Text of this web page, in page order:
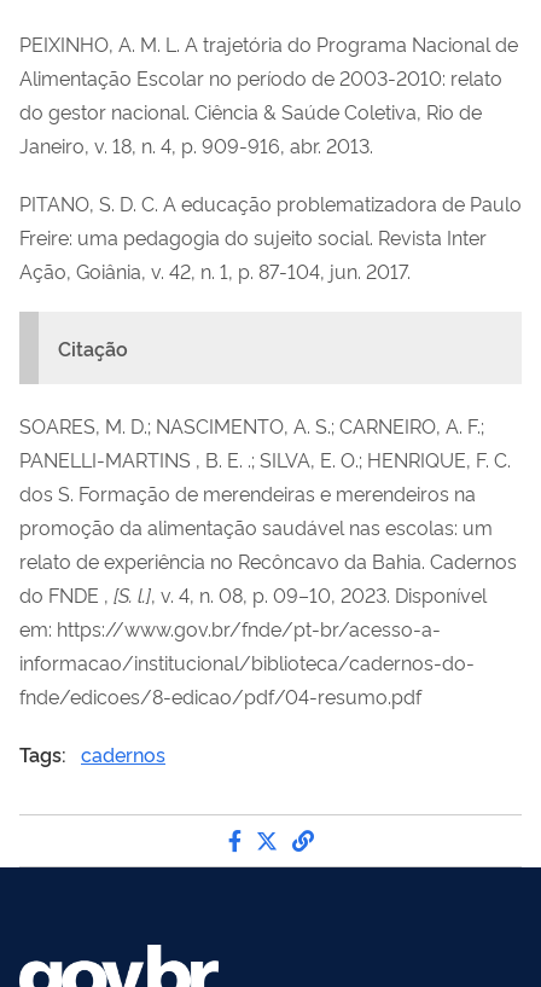
PEIXINHO, A. M. L. A trajetória do Programa Nacional de
Alimentação Escolar no período de 2003-2010: relato
do gestor nacional. Ciência & Saúde Coletiva, Rio de
Janeiro, v. 18, n. 4, p. 909-916, abr. 2013.
PITANO, S. D. C. A educação problematizadora de Paulo
Freire: uma pedagogia do sujeito social. Revista Inter
Ação, Goiânia, v. 42, n. 1, p. 87-104, jun. 2017.
Citação
SOARES, M. D.; NASCIMENTO, A. S.; CARNEIRO, A. F.;
PANELLI-MARTINS , B. E. .; SILVA, E. O.; HENRIQUE, F. C.
dos S. Formação de merendeiras e merendeiros na
promoção da alimentação saudável nas escolas: um
relato de experiência no Recôncavo da Bahia. Cadernos
do FNDE , [S. l.], v. 4, n. 08, p. 09–10, 2023. Disponível
em: https://www.gov.br/fnde/pt-br/acesso-a-
informacao/institucional/biblioteca/cadernos-do-
fnde/edicoes/8-edicao/pdf/04-resumo.pdf
Tags: cadernos
Compartilhe por Facebook
Compartilhe por Twitter
link para Copiar para